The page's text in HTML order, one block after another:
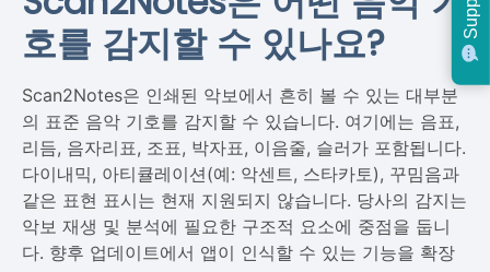
호를 감지할 수 있나요?
Scan2Notes은 인쇄된 악보에서 흔히 볼 수 있는 대부분
의 표준 음악 기호를 감지할 수 있습니다. 여기에는 음표,
리듬, 음자리표, 조표, 박자표, 이음줄, 슬러가 포함됩니다.
다이내믹, 아티큘레이션(예: 악센트, 스타카토), 꾸밈음과
같은 표현 표시는 현재 지원되지 않습니다. 당사의 감지는
악보 재생 및 분석에 필요한 구조적 요소에 중점을 둡니
다. 향후 업데이트에서 앱이 인식할 수 있는 기능을 확장